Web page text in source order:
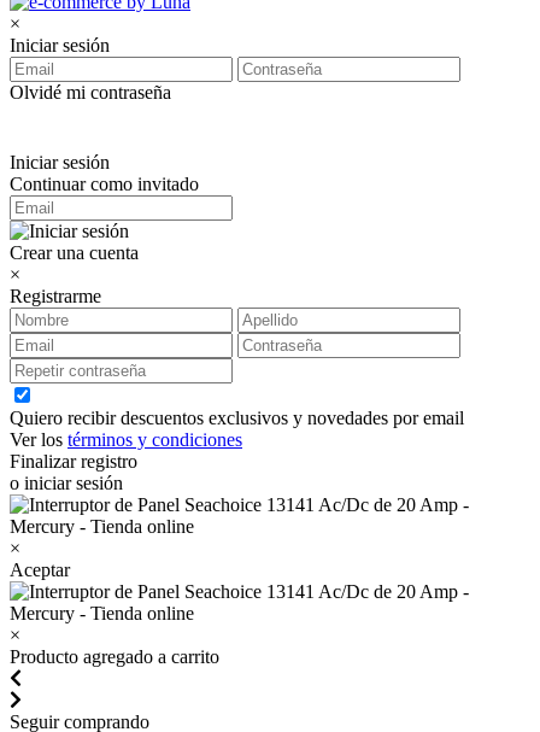
×
Iniciar sesión
Olvidé mi contraseña
Iniciar sesión
Continuar como invitado
Crear una cuenta
×
Registrarme
Quiero recibir descuentos exclusivos y novedades por email
Ver los términos y condiciones
Finalizar registro
o iniciar sesión
×
Aceptar
×
Producto agregado a carrito
Seguir comprando